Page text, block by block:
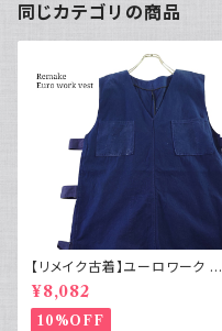
同じカテゴリの商品
【リメイク古着】ユーロワーク ベ
スト フランス軍GAOモチーフ 管
理番号E217
¥8,082
10%OFF